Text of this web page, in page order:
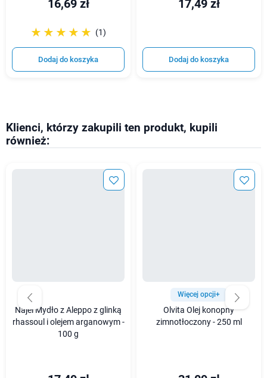
16,69 zł
☆☆☆☆☆
★★★★★ (1)
Dodaj do koszyka
17,49 zł
Dodaj do koszyka
Klienci, którzy zakupili ten produkt, kupili
również:
Najel Mydło z Aleppo z glinką
rhassoul i olejem arganowym -
100 g
Więcej opcji+
Olvita Olej konopny
zimnotłoczony - 250 ml